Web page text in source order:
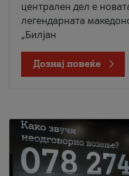
централен дел е
легендарната
„Билјан
Дознај повеќе